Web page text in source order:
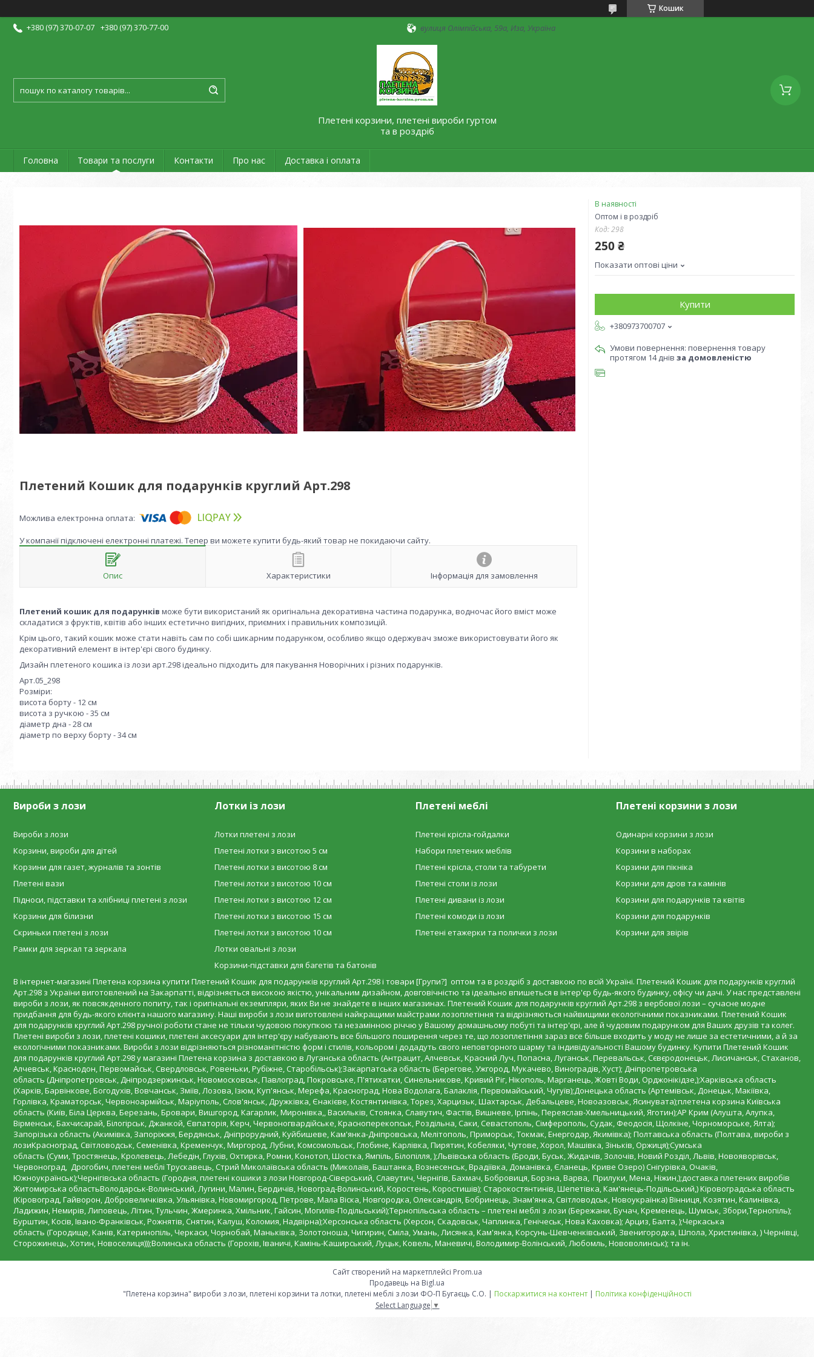
Кошик
+380 (97) 370-07-07 +380 (97) 370-77-00 вулиця Олімпійська, 59а, Иза, Україна
Плетені корзини, плетені вироби гуртом
та в роздріб
Головна Товари та послуги Контакти Про нас Доставка і оплата
Плетений Кошик для подарунків круглий Арт.298
У компанії підключені електронні платежі. Тепер ви можете купити будь-який товар не покидаючи сайту.
Опис Характеристики Інформація для замовлення
Плетений кошик для подарунків може бути використаний як оригінальна декоративна частина подарунка, водночас його вміст може
складатися з фруктів, квітів або інших естетично вигідних, приємних і правильних композицій.
Крім цього, такий кошик може стати навіть сам по собі шикарним подарунком, особливо якщо одержувач зможе використовувати його як
декоративний елемент в інтер'єрі свого будинку.
Дизайн плетеного кошика із лози арт.298 ідеально підходить для пакування Новорічних і різних подарунків.
Арт.05_298
Розміри:
висота борту - 12 см
висота з ручкою - 35 см
діаметр дна - 28 см
діаметр по верху борту - 34 см
В наявності
Оптом і в роздріб
Код:298
250 ₴
Показати оптові ціни
Купити
+380973700707
повернення товару
протягом 14 днів за домовленістю
Вироби з лози
Вироби з лози
Корзини, вироби для дітей
Корзини для газет, журналів та зонтів
Плетені вази
Підноси, підставки та хлібниці плетені з лози
Корзини для білизни
Скриньки плетені з лози
Рамки для зеркал та зеркала
Лотки із лози
Лотки плетені з лози
Плетені лотки з висотою 5 см
Плетені лотки з висотою 8 см
Плетені лотки з висотою 10 см
Плетені лотки з висотою 12 см
Плетені лотки з висотою 15 см
Плетені лотки з висотою 10 см
Лотки овальні з лози
Корзини-підставки для багетів та батонів
Плетені меблі
Плетені крісла-гойдалки
Набори плетених меблів
Плетені крісла, столи та табурети
Плетені столи із лози
Плетені дивани із лози
Плетені комоди із лози
Плетені етажерки та полички з лози
Плетені корзини з лози
Одинарні корзини з лози
Корзини в наборах
Корзини для пікніка
Корзини для дров та камінів
Корзини для подарунків та квітів
Корзини для подарунків
Корзини для звірів
В інтернет-магазині Плетена корзина купити Плетений Кошик для подарунків круглий Арт.298 і товари [Групи?] оптом та в роздріб з доставкою по всій Україні. Плетений Кошик для подарунків круглий
Арт.298 з України виготовлений на Закарпатті, відрізняється високою якістю, унікальним дизайном, довговічністю та ідеально впишеться в інтер'єр будь-якого будинку, офісу чи дачі. У нас представлені
вироби з лози, як повсякденного попиту, так і оригінальні екземпляри, яких Ви не знайдете в інших магазинах. Плетений Кошик для подарунків круглий Арт.298 з вербової лози – сучасне модне
придбання для будь-якого клієнта нашого магазину. Наші вироби з лози виготовлені найкращими майстрами лозоплетіння та відрізняються найвищими екологічними показниками. Плетений Кошик
для подарунків круглий Арт.298 ручної роботи стане не тільки чудовою покупкою та незамінною річчю у Вашому домашньому побуті та інтер'єрі, але й чудовим подарунком для Ваших друзів та колег.
Плетені вироби з лози, плетені кошики, плетені аксесуари для інтер'єру набувають все більшого поширення через те, що лозоплетіння зараз все більше входить у моду не лише за естетичними, а й за
екологічними показниками. Вироби з лози відрізняються різноманітністю форм і стилів, кольором і додадуть свого неповторного шарму та індивідуальності Вашому будинку. Купити Плетений Кошик
для подарунків круглий Арт.298 у магазині Плетена корзина з доставкою в Луганська область (Антрацит, Алчевськ, Красний Луч, Попасна, Луганськ, Перевальськ, Сєвєродонецьк, Лисичанськ, Стаханов,
Алчевськ, Краснодон, Первомайськ, Свердловськ, Ровеньки, Рубіжне, Старобільськ);Закарпатська область (Берегове, Ужгород, Мукачево, Виноградів, Хуст); Дніпропетровська
область (Дніпропетровськ, Дніпродзержинськ, Новомосковськ, Павлоград, Покровське, П'ятихатки, Синельникове, Кривий Ріг, Нікополь, Марганець, Жовті Води, Орджонікідзе,);Харківська область
(Харків, Барвінкове, Богодухів, Вовчанськ, Зміїв, Лозова, Ізюм, Куп'янськ, Мерефа, Красноград, Нова Водолага, Балаклія, Первомайський, Чугуїв);Донецька область (Артемівськ, Донецьк, Макіївка,
Горлівка, Краматорськ, Червоноармійськ, Маріуполь, Слов'янськ, Дружківка, Єнакієве, Костянтинівка, Торез, Харцизьк, Шахтарськ, Дебальцеве, Новоазовськ, Ясинувата);плетена корзина Київська
область (Київ, Біла Церква, Березань, Бровари, Вишгород, Кагарлик, Миронівка,, Васильків, Стоянка, Славутич, Фастів, Вишневе, Ірпінь, Переяслав-Хмельницький, Яготин);АР Крим (Алушта, Алупка,
Вірменськ, Бахчисарай, Білогірськ, Джанкой, Євпаторія, Керч, Червоногвардійське, Красноперекопськ, Роздільна, Саки, Севастополь, Сімферополь, Судак, Феодосія, Щолкіне, Чорноморське, Ялта);
Запорізька область (Акимівка, Запоріжжя, Бердянськ, Дніпрорудний, Куйбишеве, Кам'янка-Дніпровська, Мелітополь, Приморськ, Токмак, Енергодар, Якимівка); Полтавська область (Полтава, вироби з
лозиКрасноград, Світловодськ, Семенівка, Кременчук, Миргород, Лубни, Комсомольськ, Глобине, Карлівка, Пирятин, Кобеляки, Чутове, Хорол, Машівка, Зіньків, Оржиця);Сумська
область (Суми, Тростянець, Кролевець, Лебедін, Глухів, Охтирка, Ромни, Конотоп, Шостка, Ямпіль, Білопілля, );Львівська область (Броди, Буськ, Жидачів, Золочів, Новий Розділ, Львів, Новояворівськ,
Червоноград, Дрогобич, плетені меблі Трускавець, Стрий Миколаївська область (Миколаїв, Баштанка, Вознесенськ, Врадіївка, Доманівка, Єланець, Криве Озеро) Снігурівка, Очаків,
Южноукраїнськ);Чернігівська область (Городня, плетені кошики з лози Новгород-Сіверський, Славутич, Чернігів, Бахмач, Бобровиця, Борзна, Варва, Прилуки, Мена, Ніжин,);доставка плетених виробів
Житомирська областьВолодарськ-Волинський, Лугини, Малин, Бердичів, Новоград-Волинський, Коростень, Коростишів); Старокостянтинів, Шепетівка, Кам'янець-Подільський,) Кіровоградська область
(Кіровоград, Гайворон, Добровеличківка, Ульянівка, Новомиргород, Петрове, Мала Віска, Новгородка, Олександрія, Бобринець, Знам'янка, Світловодськ, Новоукраїнка) Вінниця, Козятин, Калинівка,
Ладижин, Немирів, Липовець, Літин, Тульчин, Жмеринка, Хмільник, Гайсин, Могилів-Подільський);Тернопільська область – плетені меблі з лози (Бережани, Бучач, Кременець, Шумськ, Збори,Тернопіль);
Бурштин, Косів, Івано-Франківськ, Рожнятів, Снятин, Калуш, Коломия, Надвірна);Херсонська область (Херсон, Скадовськ, Чаплинка, Генічеськ, Нова Каховка); Арциз, Балта, );Черкаська
область (Городище, Канів, Катеринопіль, Черкаси, Чорнобай, Маньківка, Золотоноша, Чигирин, Сміла, Умань, Лисянка, Кам'янка, Корсунь-Шевченківський, Звенигородка, Шпола, Христинівка, ) Чернівці,
Сторожинець, Хотин, Новоселиця)));Волинська область (Горохів, Іваничі, Камінь-Каширський, Луцьк, Ковель, Маневичі, Володимир-Волінський, Любомль, Нововолинськ); та ін.
Сайт створений на маркетплейсі Prom.ua
Продавець на Bigl.ua
"Плетена корзина" вироби з лози, плетені корзини та лотки, плетені меблі з лози ФО-П Бугаєць С.О. | Поскаржитися на контент | Політика конфіденційності
Select Language ▼